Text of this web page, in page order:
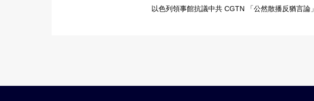
以色列領事館抗議中共 CGTN 「公然散播反猶言論」